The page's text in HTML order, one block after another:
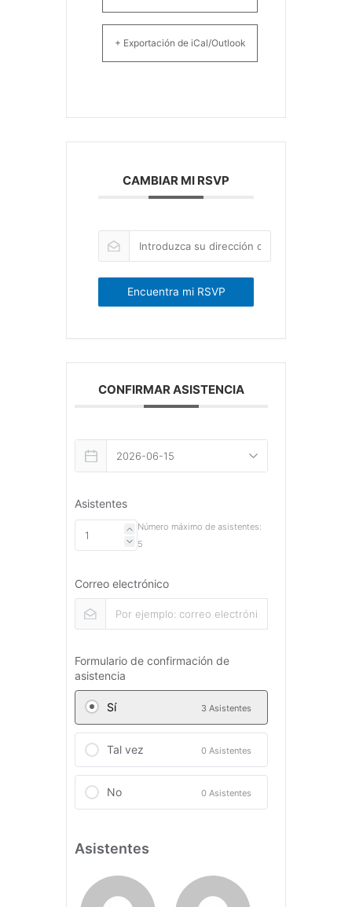
+ Exportación de iCal/Outlook
CAMBIAR MI RSVP
Encuentra mi RSVP
CONFIRMAR ASISTENCIA
Asistentes
Número máximo de asistentes:
5
Correo electrónico
Formulario de confirmación de
asistencia
Sí 3 Asistentes
Tal vez 0 Asistentes
No 0 Asistentes
Asistentes